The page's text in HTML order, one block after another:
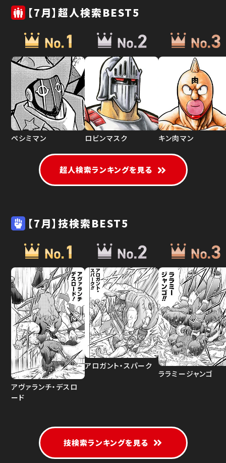
【7月】超人検索BEST5
ペシミマン ロビンマスク キン肉マン
超人検索ランキングを見る
【7月】技検索BEST5
アヴァランチ・デスロ
ード
アロガント・スパーク
ララミージャンゴ
技検索ランキングを見る